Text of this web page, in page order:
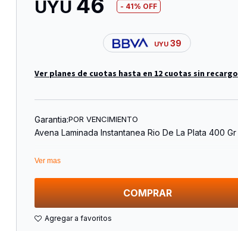
UYU 46 41
UYU 39
Ver planes de cuotas hasta en 12 cuotas sin recargo
Garantia:POR VENCIMIENTO
Avena Laminada Instantanea Rio De La Plata 400 Gr
Ver mas
COMPRAR